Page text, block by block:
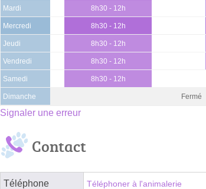
Mardi 8h30 - 12h
Mercredi 8h30 - 12h
Jeudi 8h30 - 12h
Vendredi 8h30 - 12h
Samedi 8h30 - 12h
Dimanche Fermé
Signaler une erreur
Contact
Téléphone Téléphoner à l'animalerie